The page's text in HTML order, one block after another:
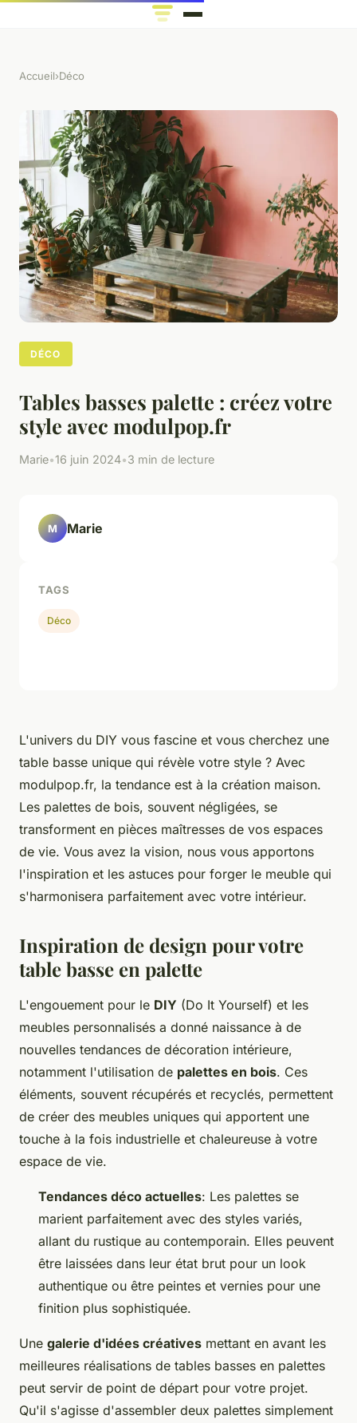
Accueil›Déco
DÉCO
Tables basses palette : créez votre
style avec modulpop.fr
Marie•16 juin 2024•3 min de lecture
L'univers du DIY vous fascine et vous cherchez une
table basse unique qui révèle votre style ? Avec
modulpop.fr, la tendance est à la création maison.
Les palettes de bois, souvent négligées, se
transforment en pièces maîtresses de vos espaces
de vie. Vous avez la vision, nous vous apportons
l'inspiration et les astuces pour forger le meuble qui
s'harmonisera parfaitement avec votre intérieur.
Inspiration de design pour votre
table basse en palette
L'engouement pour le DIY (Do It Yourself) et les
meubles personnalisés a donné naissance à de
nouvelles tendances de décoration intérieure,
notamment l'utilisation de palettes en bois. Ces
éléments, souvent récupérés et recyclés, permettent
de créer des meubles uniques qui apportent une
touche à la fois industrielle et chaleureuse à votre
espace de vie.
Tendances déco actuelles: Les palettes se
marient parfaitement avec des styles variés,
allant du rustique au contemporain. Elles peuvent
être laissées dans leur état brut pour un look
authentique ou être peintes et vernies pour une
finition plus sophistiquée.
Une galerie d'idées créatives mettant en avant les
meilleures réalisations de tables basses en palettes
peut servir de point de départ pour votre projet.
Qu'il s'agisse d'assembler deux palettes simplement
M Marie
TAGS
Déco